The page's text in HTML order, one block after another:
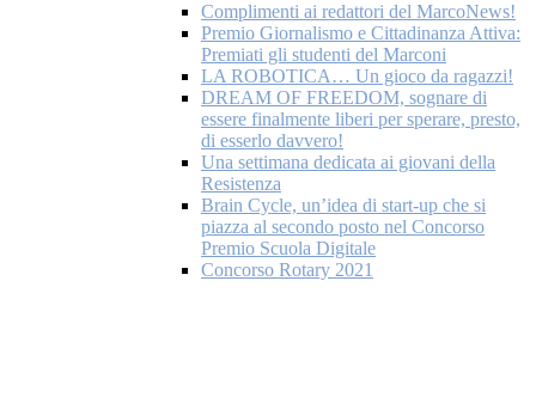
Complimenti ai redattori del MarcoNews!
Premio Giornalismo e Cittadinanza Attiva:
Premiati gli studenti del Marconi
LA ROBOTICA… Un gioco da ragazzi!
DREAM OF FREEDOM, sognare di
essere finalmente liberi per sperare, presto,
di esserlo davvero!
Una settimana dedicata ai giovani della
Resistenza
Brain Cycle, un’idea di start-up che si
piazza al secondo posto nel Concorso
Premio Scuola Digitale
Concorso Rotary 2021